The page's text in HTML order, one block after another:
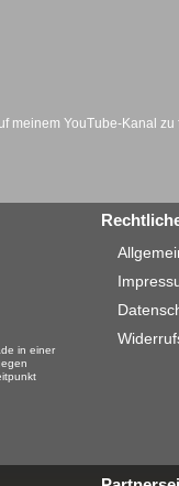
meinem YouTube-Kanal zu
in einer